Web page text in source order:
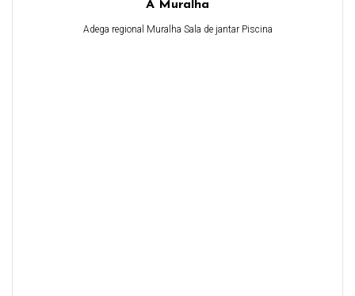
A Muralha
Adega regional Muralha Sala de jantar Piscina